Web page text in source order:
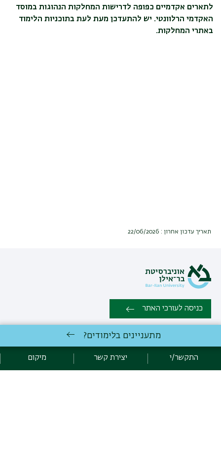
לתארים אקדמיים כפופה לדרישות המחלקות הנהוגות במוסד
האקדמי הרלוונטי. יש להתעדכן מעת לעת בתוכניות הלימוד
באתרי המחלקות.
תאריך עדכון אחרון : 22/06/2026
כניסה לעורכי האתר
כל הזכויות שמורות למערך לתוכניות ייעודיות - מכינה קדם אקדמית,
5318406 | פקס: 03-7369904 |
יצירת קשר
מתעניינים בלימודים?
התקשר/י יצירת קשר מיקום